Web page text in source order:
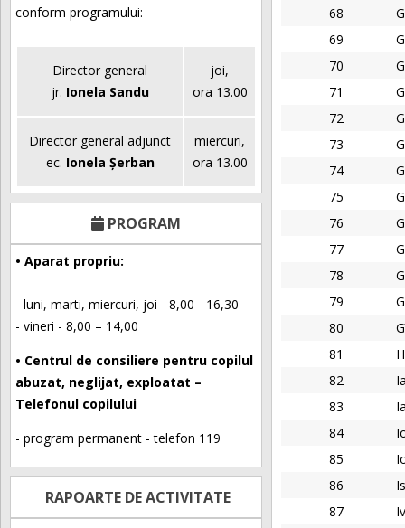
conform programului:
Director general
jr. Ionela Sandu
joi,
ora 13.00
Director general adjunct
ec. Ionela Șerban
miercuri,
ora 13.00
PROGRAM
• Aparat propriu:
- luni, marti, miercuri, joi - 8,00 - 16,30
- vineri - 8,00 – 14,00
• Centrul de consiliere pentru copilul
abuzat, neglijat, exploatat –
Telefonul copilului
- program permanent - telefon 119
RAPOARTE DE ACTIVITATE
68
69
70
71
72
73
74
75
76
77
78
79
80
81
82
83
84
85
86
87